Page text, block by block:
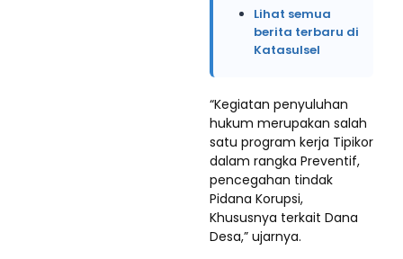
Lihat semua
berita terbaru di
Katasulsel
“Kegiatan penyuluhan
hukum merupakan salah
satu program kerja Tipikor
dalam rangka Preventif,
pencegahan tindak
Pidana Korupsi,
Khususnya terkait Dana
Desa,” ujarnya.